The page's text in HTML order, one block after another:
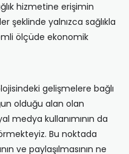
hizmetine erişimin
şeklinde yalnızca sağlıkla
ölçüde ekonomik
gelişmelere bağlı
olduğu alan olan
medya kullanımının da
Bu noktada
ve paylaşılmasının ne